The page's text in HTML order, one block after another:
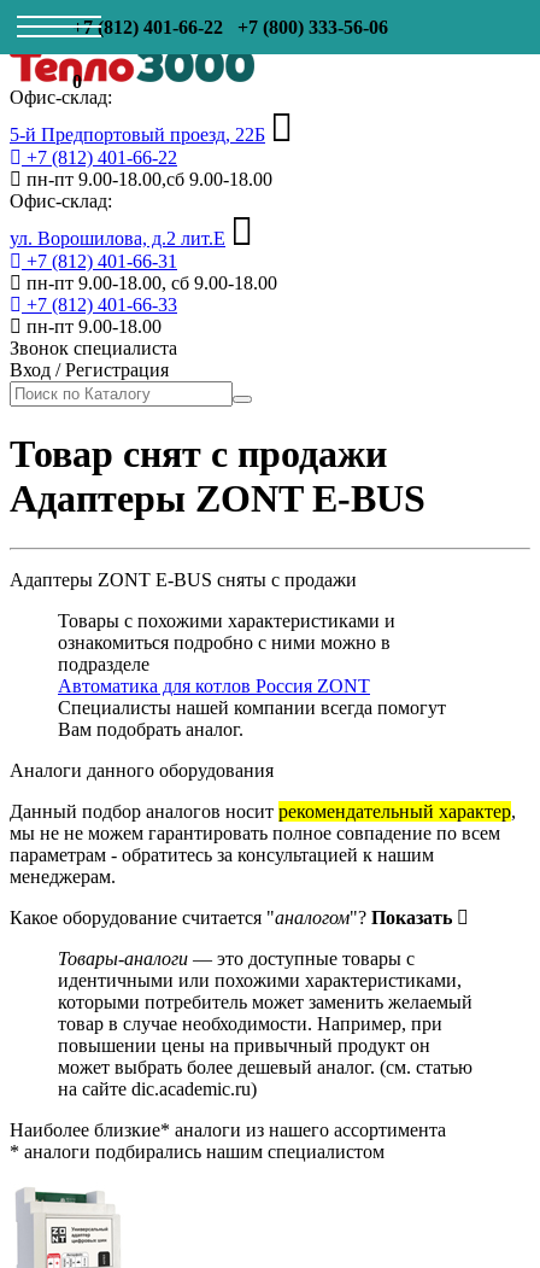
+7 (812) 401-66-22 +7 (800) 333-56-06
0
Офис-склад:
5-й Предпортовый проезд, 22Б
+7 (812) 401-66-22
пн-пт 9.00-18.00,сб 9.00-18.00
Офис-склад:
ул. Ворошилова, д.2 лит.Е
+7 (812) 401-66-31
пн-пт 9.00-18.00, сб 9.00-18.00
+7 (812) 401-66-33
пн-пт 9.00-18.00
Звонок специалиста
Вход /Регистрация
Товар снят с продажи
Адаптеры ZONT E-BUS
Адаптеры ZONT E-BUS сняты с продажи
Товары с похожими характеристиками и
ознакомиться подробно с ними можно в
подразделе
Автоматика для котлов Россия ZONT
Специалисты нашей компании всегда помогут
Вам подобрать аналог.
Аналоги данного оборудования
Данный подбор аналогов носит рекомендательный характер,
мы не не можем гарантировать полное совпадение по всем
параметрам - обратитесь за консультацией к нашим
менеджерам.
Какое оборудование считается "аналогом"? Показать
Товары-аналоги — это доступные товары с
идентичными или похожими характеристиками,
которыми потребитель может заменить желаемый
товар в случае необходимости. Например, при
повышении цены на привычный продукт он
может выбрать более дешевый аналог. (см. статью
на сайте dic.academic.ru)
Наиболее близкие* аналоги из нашего ассортимента
* аналоги подбирались нашим специалистом